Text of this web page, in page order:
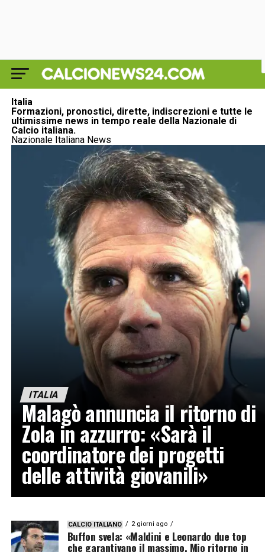
Italia
Formazioni, pronostici, dirette, indiscrezioni e tutte le
ultimissime news in tempo reale della Nazionale di
Calcio italiana.
Nazionale Italiana News
ITALIA
Malagò annuncia il ritorno di
Zola in azzurro: «Sarà il
coordinatore dei progetti
delle attività giovanili»
CALCIO ITALIANO 2 giorni ago
Buffon svela: «Maldini e Leonardo due top
che garantivano il massimo. Mio ritorno in